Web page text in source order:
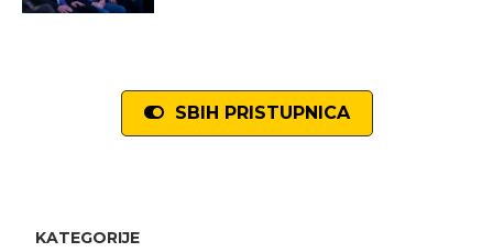
SBIH PRISTUPNICA
KATEGORIJE